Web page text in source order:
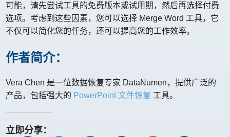
可能，请先尝试工具的免费版本或试用期，然后再选择付费
选项。考虑到这些因素，您可以选择 Merge Word 工具，它
不仅可以简化您的任务，还可以提高您的工作效率。
作者简介：
Vera Chen 是一位数据恢复专家 DataNumen，提供广泛的
产品，包括强大的 PowerPoint 文件恢复 工具。
立即分享：